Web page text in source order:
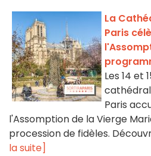
La
Paris
Les 14 et
Paris
l'Assomption de la Vierge
procession de fidèles.
la suite]